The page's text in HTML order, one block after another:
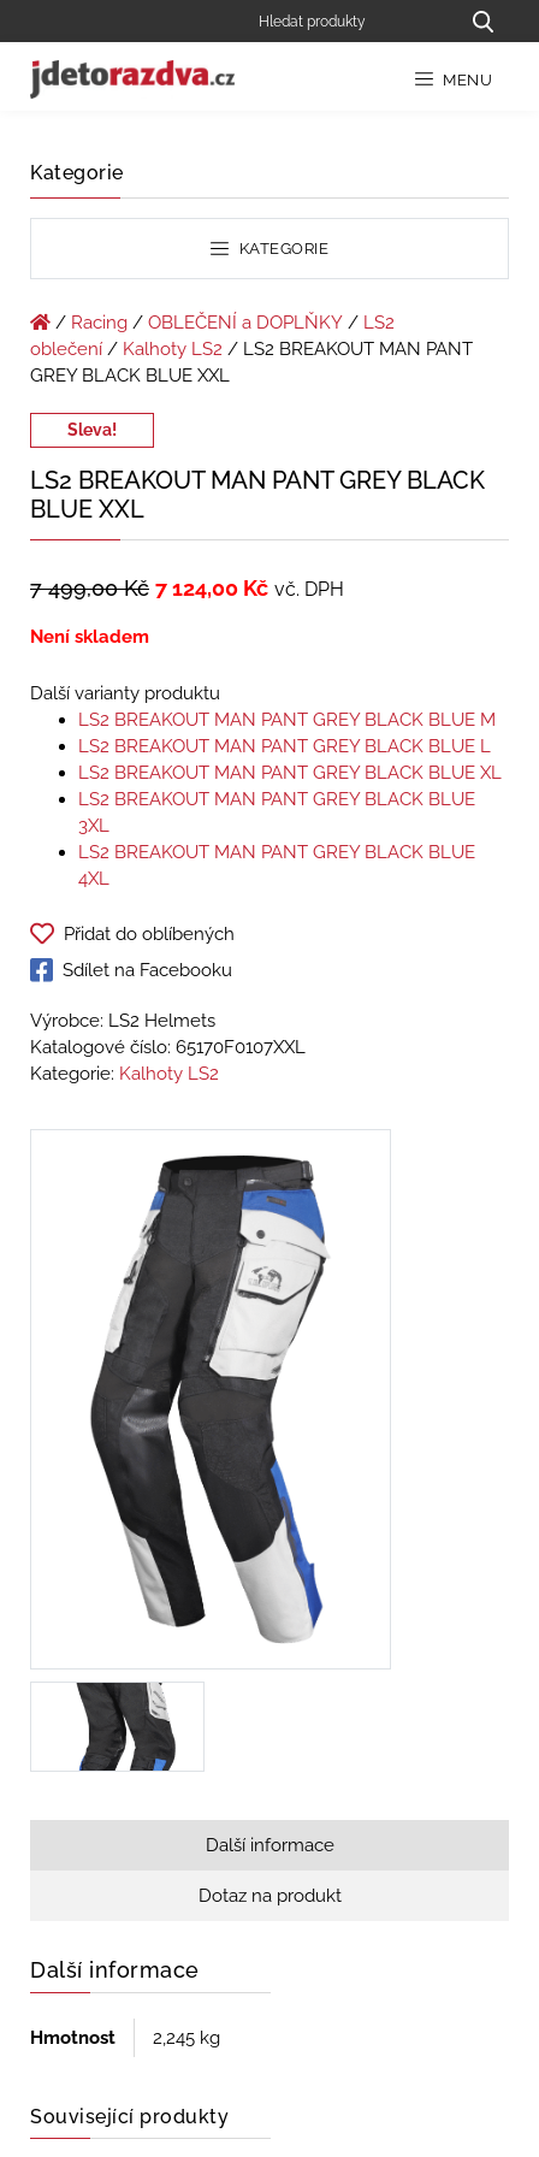
MENU
Kategorie
KATEGORIE
/ Racing / OBLEČENÍ a DOPLŇKY / LS2
oblečení / Kalhoty LS2 / LS2 BREAKOUT MAN PANT
GREY BLACK BLUE XXL
Sleva!
LS2 BREAKOUT MAN PANT GREY BLACK
BLUE XXL
7 499,00Kč 7 124,00 Kč vč. DPH
Není skladem
Další varianty produktu
LS2 BREAKOUT MAN PANT GREY BLACK BLUE M
LS2 BREAKOUT MAN PANT GREY BLACK BLUE L
LS2 BREAKOUT MAN PANT GREY BLACK BLUE XL
LS2 BREAKOUT MAN PANT GREY BLACK BLUE
3XL
LS2 BREAKOUT MAN PANT GREY BLACK BLUE
4XL
Přidat do oblíbených
Sdílet na Facebooku
Výrobce: LS2 Helmets
Katalogové číslo: 65170F0107XXL
Kategorie: Kalhoty LS2
Další informace
Dotaz na produkt
Další informace
Hmotnost 2,245 kg
Související produkty